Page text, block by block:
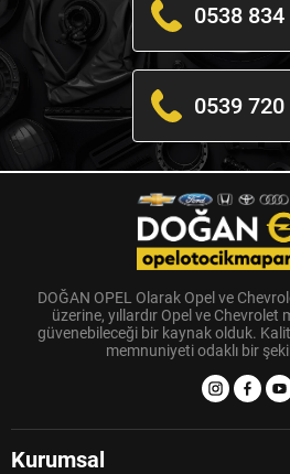
0538
0539 720
DOĞAN OPEL Olarak Opel ve
üzerine, yıllardır Opel ve
güvenebileceği bir kaynak olduk.
memnuniyeti odaklı bir
Kurumsal